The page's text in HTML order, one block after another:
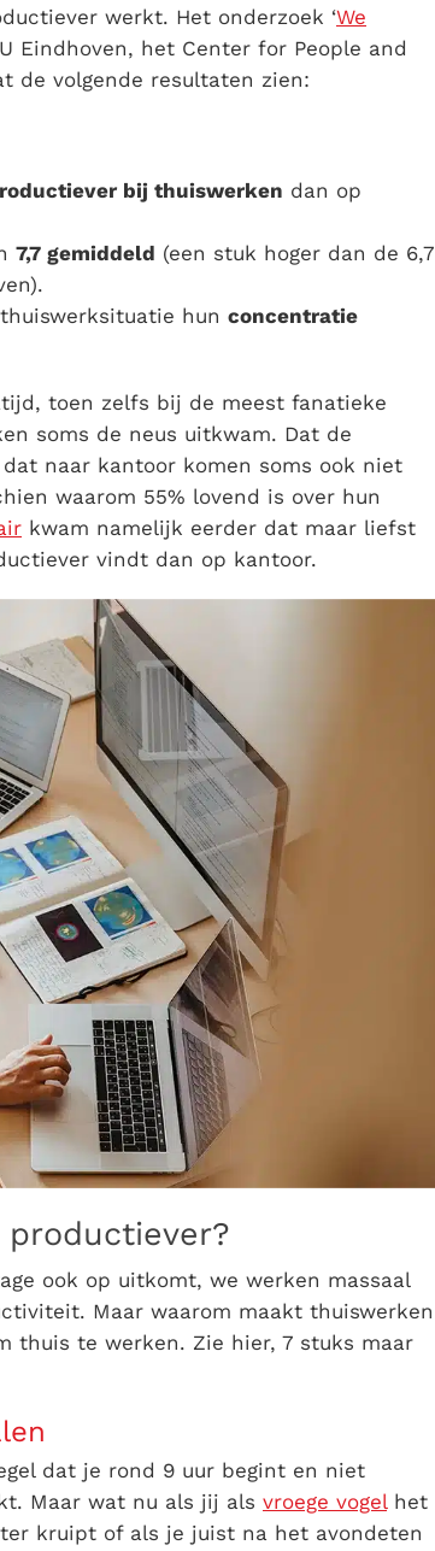
werkt. Het onderzoek ‘We
Eindhoven, het Center for People and
de volgende resultaten zien:
bij thuiswerken dan op
7,7 gemiddeld (een stuk hoger dan de 6,7
hun concentratie
toen zelfs bij de meest fanatieke
soms de neus uitkwam. Dat de
naar kantoor komen soms ook niet
waarom 55% lovend is over hun
kwam namelijk eerder dat maar liefst
vindt dan op kantoor.
ook op uitkomt, we werken massaal
Maar waarom maakt thuiswerken
thuis te werken. Zie hier, 7 stuks maar
dat je rond 9 uur begint en niet
Maar wat nu als jij als vroege vogelhet
kruipt of als je juist na het avondeten